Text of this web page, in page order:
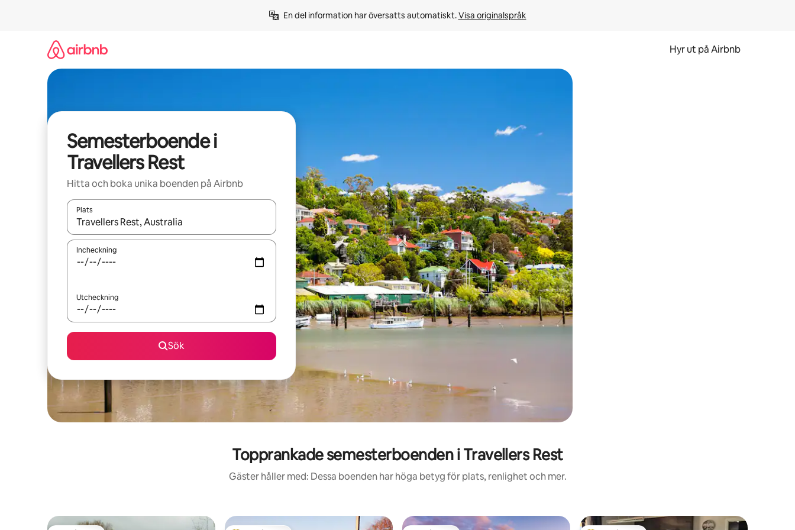
En del information har översatts automatiskt. Visa originalspråk
Hyr ut på Airbnb
Semesterboende i
Travellers Rest
Hitta och boka unika boenden på Airbnb
Plats
När resultaten är tillgängliga kan du navigera med upp- och nedåtpilarna eller utforska genom att trycka eller svepa.
Incheckning
Utcheckning
Sök
Topprankade semesterboenden i Travellers Rest
Gäster håller med: Dessa boenden har höga betyg för plats, renlighet och mer.